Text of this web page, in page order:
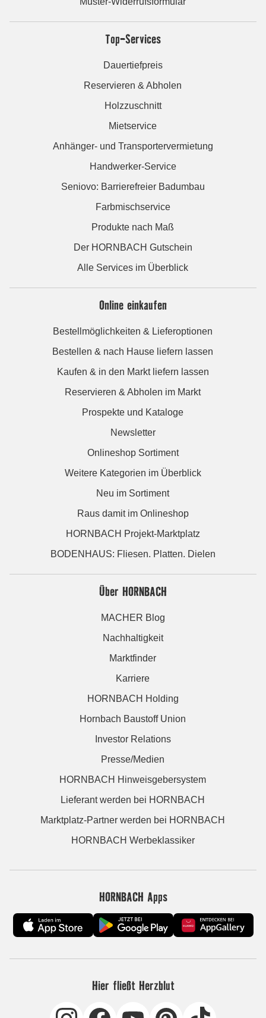
Top-Services
Dauertiefpreis
Reservieren & Abholen
Holzzuschnitt
Mietservice
Anhänger- und Transportervermietung
Handwerker-Service
Seniovo: Barrierefreier Badumbau
Farbmischservice
Produkte nach Maß
Der HORNBACH Gutschein
Alle Services im Überblick
Online einkaufen
Bestellmöglichkeiten & Lieferoptionen
Bestellen & nach Hause liefern lassen
Kaufen & in den Markt liefern lassen
Reservieren & Abholen im Markt
Prospekte und Kataloge
Newsletter
Onlineshop Sortiment
Weitere Kategorien im Überblick
Neu im Sortiment
Raus damit im Onlineshop
HORNBACH Projekt-Marktplatz
BODENHAUS: Fliesen. Platten. Dielen
Über HORNBACH
MACHER Blog
Nachhaltigkeit
Marktfinder
Karriere
HORNBACH Holding
Hornbach Baustoff Union
Investor Relations
Presse/Medien
HORNBACH Hinweisgebersystem
Lieferant werden bei HORNBACH
Marktplatz-Partner werden bei HORNBACH
HORNBACH Werbeklassiker
HORNBACH Apps
Hier fließt Herzblut